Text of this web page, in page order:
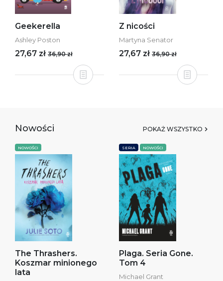
Geekerella
Ashley Poston
27,67 zł 36,90 zł
Z nicości
Martyna Senator
27,67 zł 36,90 zł
Nowości POKAŻ WSZYSTKO
NOWOŚCI
The Thrashers.
Koszmar minionego
lata
SERIA NOWOŚCI
Plaga. Seria Gone.
Tom 4
Michael Grant